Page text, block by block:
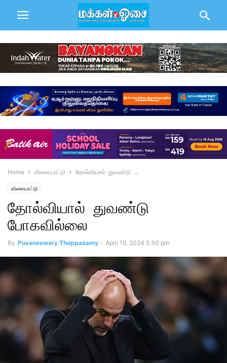
Home விளையாட்டு தோல்வியால் துவண்டு ...
விளையாட்டு
தோல்வியால் துவண்டு
போகவில்லை
By Puvaneswary Thoppasamy - April 19, 2024 5:30 pm